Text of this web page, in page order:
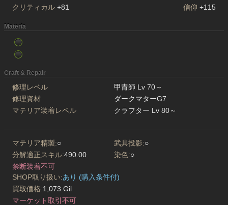
クリティカル +81 信仰 +115
Materia
Craft & Repair
修理レベル
甲冑師 Lv 70～
修理資材
ダークマターG7
マテリア装着レベル
クラフター Lv 80～
マテリア精製:○ 武具投影:○
分解適正スキル:490.00 染色:○
禁断装着不可
SHOP取り扱い:あり (購入条件付)
買取価格:1,073 Gil
マーケット取引不可